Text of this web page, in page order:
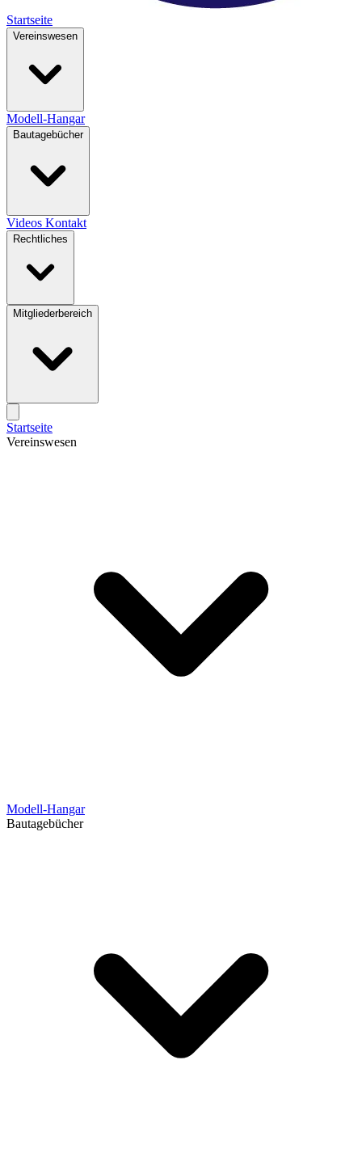
Startseite
Vereinswesen
Modell-Hangar
Bautagebücher
Videos Kontakt
Rechtliches
Mitgliederbereich
Startseite
Vereinswesen
Modell-Hangar
Bautagebücher